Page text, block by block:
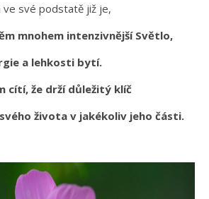
ve své podstatě již je,
mnohem intenzivnější Světlo,
a lehkosti bytí.
cítí, že drží důležitý klíč
života v jakékoliv jeho části.